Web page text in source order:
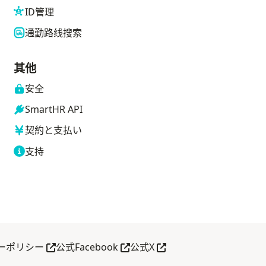
ID管理
通勤路线搜索
其他
安全
SmartHR API
契約と支払い
支持
开
ポリシー 在新标签页中打开
公式Facebook在新标签页中打开
公式X在新标签页中打开